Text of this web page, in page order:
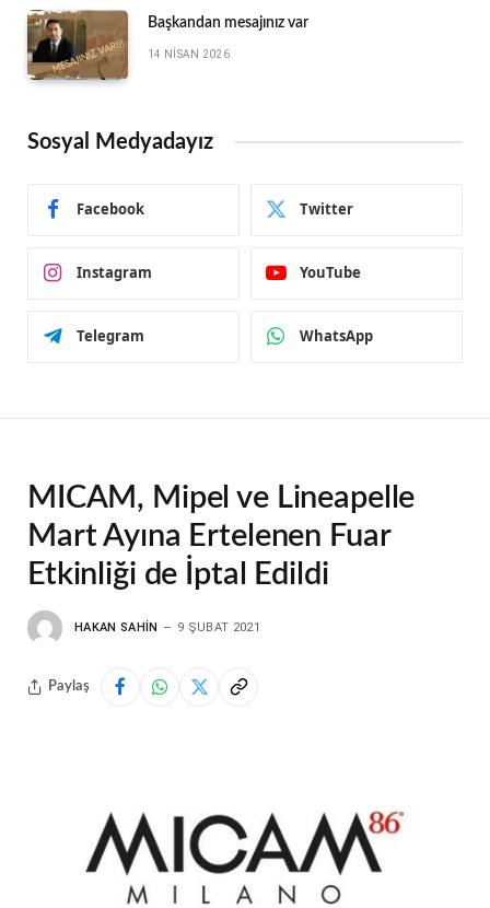
Başkandan mesajınız var
14 NISAN 2026
Sosyal Medyadayız
Facebook Twitter
Instagram YouTube
Telegram WhatsApp
MICAM, Mipel ve Lineapelle
Mart Ayına Ertelenen Fuar
Etkinliği de İptal Edildi
HAKAN SAHIN 9 ŞUBAT 2021
Paylaş